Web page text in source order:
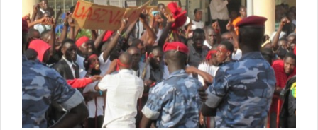
Le Commissariat d'arrondissement de Guinaw Rails a interpellé
un homme soupçonné d'avoir mortellement blessé son frère au
cours d'une violente ...
lire plus